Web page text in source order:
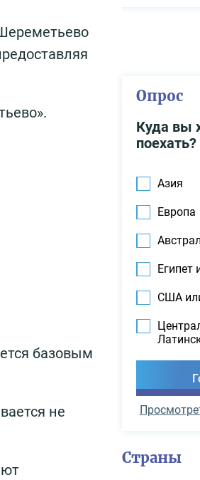
базовым
не
Опрос
Куда вы
поехать?
Азия
Европа
Египет
США
Страны